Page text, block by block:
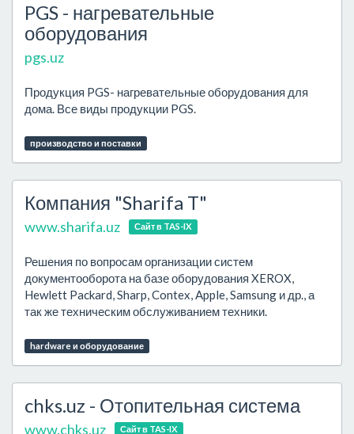
PGS - нагревательные
оборудования
pgs.uz
Продукция PGS- нагревательные оборудования для
дома. Все виды продукции PGS.
производство и поставки
Компания "Sharifa T"
www.sharifa.uz Сайт в TAS-IX
Решения по вопросам организации систем
документооборота на базе оборудования XEROX,
Hewlett Packard, Sharp, Contex, Apple, Samsung и др., а
так же техническим обслуживанием техники.
hardware и оборудование
chks.uz - Отопительная система
www.chks.uz Сайт в TAS-IX